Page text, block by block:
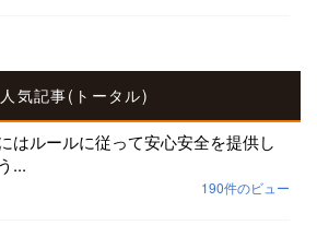
人気記事(トータル)
はルールに従って安心安全を提供し
...
190件のビュー